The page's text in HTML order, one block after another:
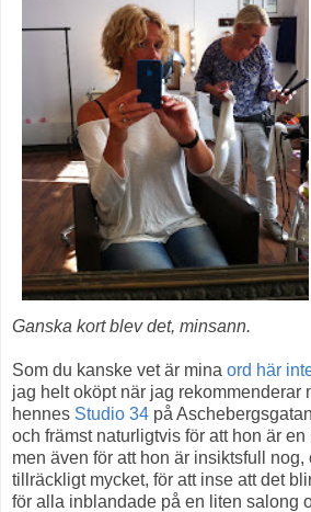
Ganska kort blev det, minsann.
Som du kanske vet är mina ord här
jag helt oköpt när jag rekommenderar
hennes Studio 34 på
och främst naturligtvis för att hon är
men även för att hon är insiktsfull nog,
tillräckligt mycket, för att inse att det
för alla inblandade på en liten salong